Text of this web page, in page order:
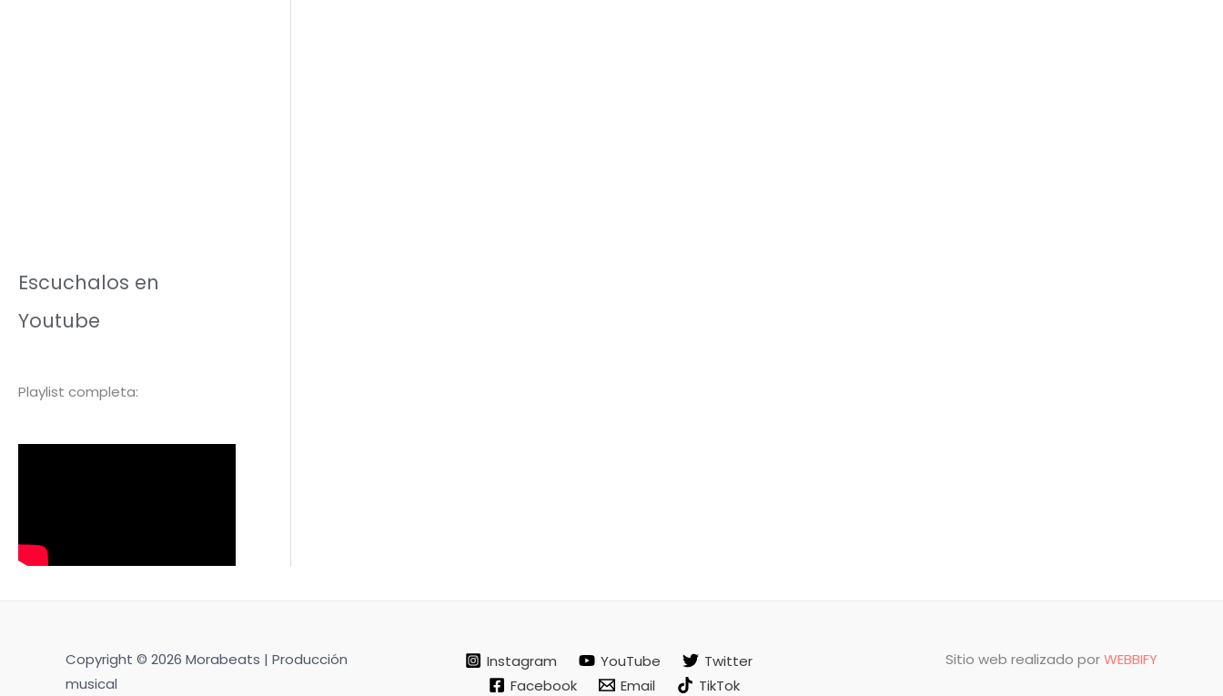
Escuchalos en
Youtube
Playlist completa:
Copyright © 2026 Morabeats | Producción
musical
Instagram YouTube
Twitter
Facebook
Email TikTok
Sitio web realizado porWEBBIFY